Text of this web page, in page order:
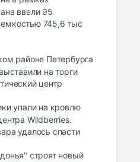
ввели 95
745,6 тыс
районе Петербурга
на торги
центр
упали на кровлю
Wildberries.
удалось спасти
строят новый